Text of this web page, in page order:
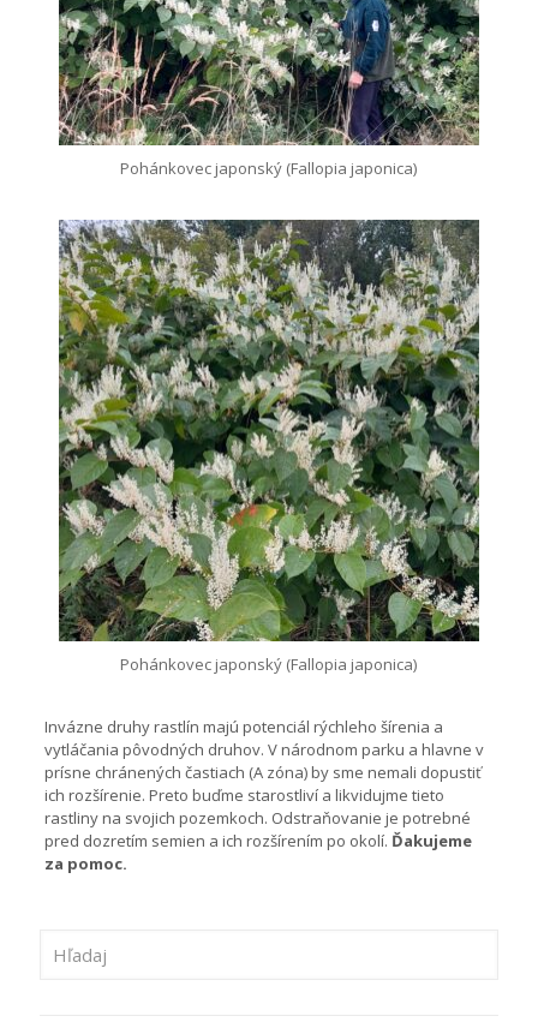
Pohánkovec japonský (Fallopia japonica)
Pohánkovec japonský (Fallopia japonica)
Invázne druhy rastlín majú potenciál rýchleho šírenia a
vytláčania pôvodných druhov. V národnom parku a hlavne v
prísne chránených častiach (A zóna) by sme nemali dopustiť
ich rozšírenie. Preto buďme starostliví a likvidujme tieto
rastliny na svojich pozemkoch. Odstraňovanie je potrebné
pred dozretím semien a ich rozšírením po okolí. Ďakujeme
za pomoc.